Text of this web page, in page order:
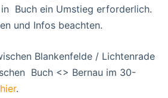
Buch ein Umstieg erforderlich.
und Infos beachten.
Blankenfelde / Lichtenrade
Buch <> Bernau im 30-
hier.